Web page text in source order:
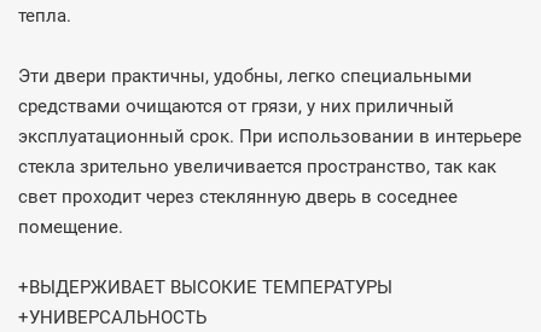
тепла.
Эти двери практичны, удобны, легко специальными
средствами очищаются от грязи, у них приличный
эксплуатационный срок. При использовании в интерьере
стекла зрительно увеличивается пространство, так как
свет проходит через стеклянную дверь в соседнее
помещение.
+ВЫДЕРЖИВАЕТ ВЫСОКИЕ ТЕМПЕРАТУРЫ
+УНИВЕРСАЛЬНОСТЬ